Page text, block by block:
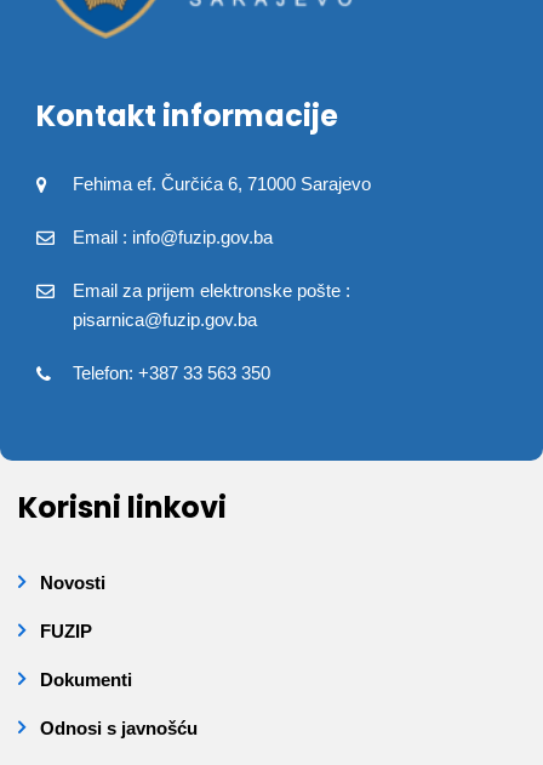
Kontakt informacije
Fehima ef. Čurčića 6, 71000 Sarajevo
Email : info@fuzip.gov.ba
Email za prijem elektronske pošte :
pisarnica@fuzip.gov.ba
Telefon: +387 33 563 350
Korisni linkovi
Novosti
FUZIP
Dokumenti
Odnosi s javnošću